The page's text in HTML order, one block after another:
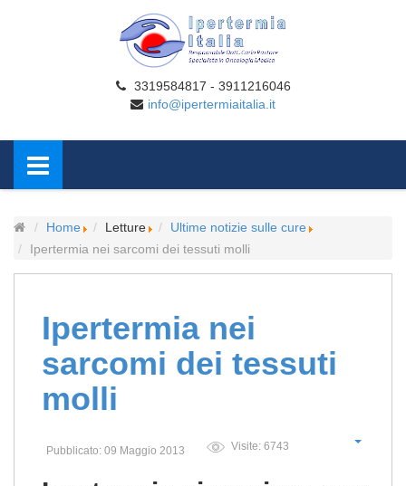
3319584817 - 3911216046
info@ipertermiaitalia.it
Home Letture
Ultime notizie sulle cure
Ipertermia nei sarcomi dei tessuti molli
Ipertermia nei
sarcomi dei tessuti
molli
Pubblicato: 09 Maggio 2013 Visite: 6743